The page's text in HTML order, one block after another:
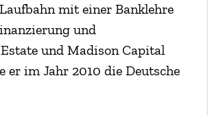
mit einer Banklehre
und
und Madison Capital
im Jahr 2010 die Deutsche